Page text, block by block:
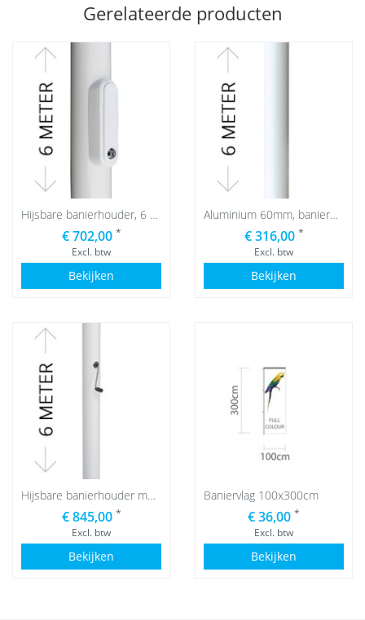
Gerelateerde producten
Hijsbare banierhouder, 6 meter
€ 702,00 *
Excl. btw
Bekijken
Aluminium 60mm, banierhouder, 6 meter
€ 316,00 *
Excl. btw
Bekijken
Hijsbare banierhouder met lier, 6 meter
€ 845,00 *
Excl. btw
Bekijken
Baniervlag 100x300cm
€ 36,00 *
Excl. btw
Bekijken